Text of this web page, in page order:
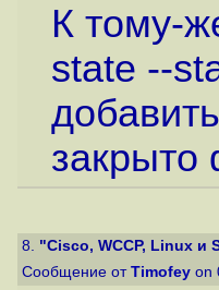
К тому-
state --
закрыто
8. "Cisco, WCCP, Linux и
Сообщение от Timofey on